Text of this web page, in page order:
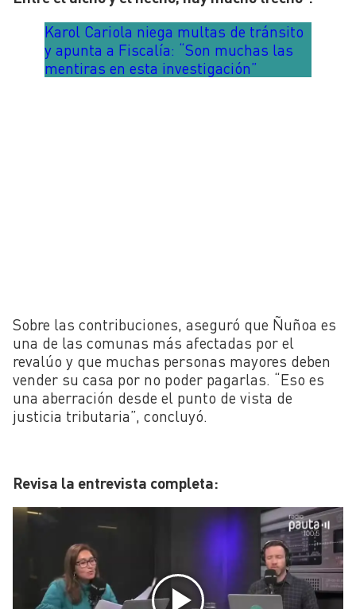
Karol Cariola niega multas de tránsito
y apunta a Fiscalía: “Son muchas las
mentiras en esta investigación”
Sobre las contribuciones, aseguró que Ñuñoa es
una de las comunas más afectadas por el
revalúo y que muchas personas mayores deben
vender su casa por no poder pagarlas. “Eso es
una aberración desde el punto de vista de
justicia tributaria”, concluyó.
Revisa la entrevista completa: